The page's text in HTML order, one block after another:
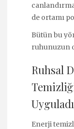
de ortamı
Bütün bu
ruhunuzun
Ruhsal
Enerji